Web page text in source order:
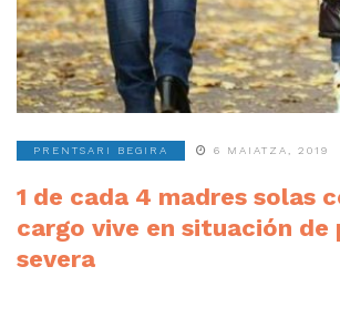
PRENTSARI BEGIRA 6 MAIATZA, 2019
1 de cada 4 madres solas
cargo vive en situación de
severa